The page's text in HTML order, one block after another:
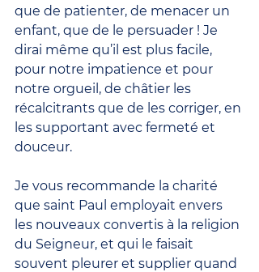
que de patienter, de menacer un
enfant, que de le persuader ! Je
dirai même qu’il est plus facile,
pour notre impatience et pour
notre orgueil, de châtier les
récalcitrants que de les corriger, en
les supportant avec fermeté et
douceur.
Je vous recommande la charité
que saint Paul employait envers
les nouveaux convertis à la religion
du Seigneur, et qui le faisait
souvent pleurer et supplier quand